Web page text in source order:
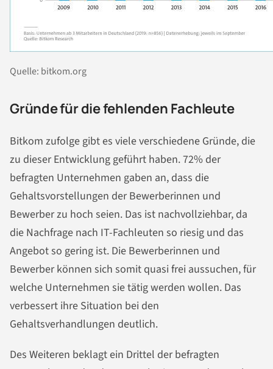
Quelle: bitkom.org
Gründe für die fehlenden Fachleute
Bitkom zufolge gibt es viele verschiedene Gründe, die
zu dieser Entwicklung geführt haben. 72% der
befragten Unternehmen gaben an, dass die
Gehaltsvorstellungen der Bewerberinnen und
Bewerber zu hoch seien. Das ist nachvollziehbar, da
die Nachfrage nach IT-Fachleuten so riesig und das
Angebot so gering ist. Die Bewerberinnen und
Bewerber können sich somit quasi frei aussuchen, für
welche Unternehmen sie tätig werden wollen. Das
verbessert ihre Situation bei den
Gehaltsverhandlungen deutlich.
Des Weiteren beklagt ein Drittel der befragten